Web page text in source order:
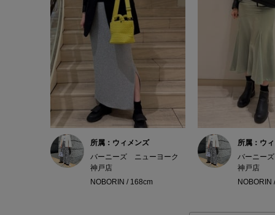
所属：ウィメンズ
バーニーズ ニューヨーク
神戸店
NOBORIN / 168cm
所属：ウ
バーニー
神戸店
NOBORIN